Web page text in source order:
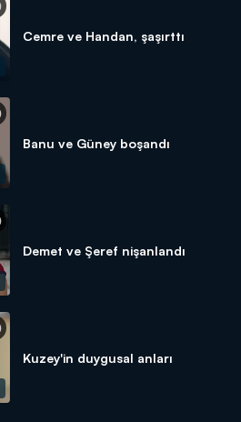
Cemre ve Handan, şaşırttı
Banu ve Güney boşandı
Demet ve Şeref nişanlandı
Kuzey'in duygusal anları